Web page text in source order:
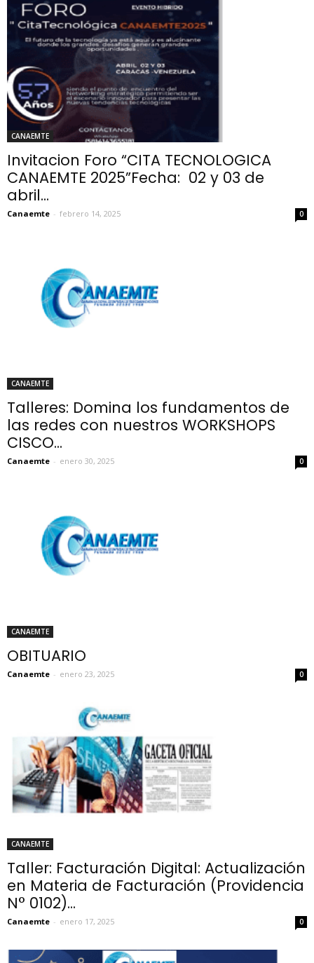
CANAEMTE
Invitacion Foro “CITA TECNOLOGICA
CANAEMTE 2025”Fecha: 02 y 03 de
abril...
Canaemte - febrero 14, 2025 0
CANAEMTE
Talleres: Domina los fundamentos de
las redes con nuestros WORKSHOPS
CISCO...
Canaemte - enero 30, 2025 0
CANAEMTE
OBITUARIO
Canaemte - enero 23, 2025 0
CANAEMTE
Taller: Facturación Digital: Actualización
en Materia de Facturación (Providencia
N° 0102)...
Canaemte - enero 17, 2025 0